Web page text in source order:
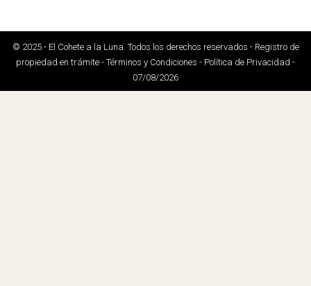
© 2025 - El Cohete a la Luna. Todos los derechos reservados - Registro de
propiedad en trámite - Términos y Condiciones - Política de Privacidad -
07/08/2026